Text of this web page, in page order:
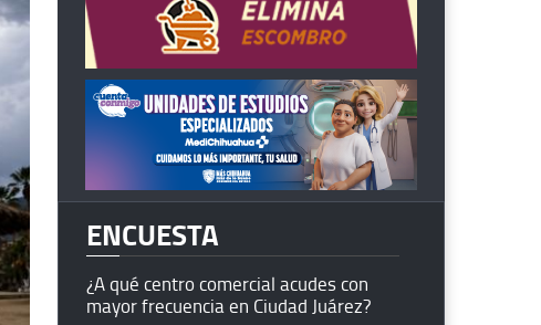
ENCUESTA
¿A qué centro comercial acudes con
mayor frecuencia en Ciudad Juárez?